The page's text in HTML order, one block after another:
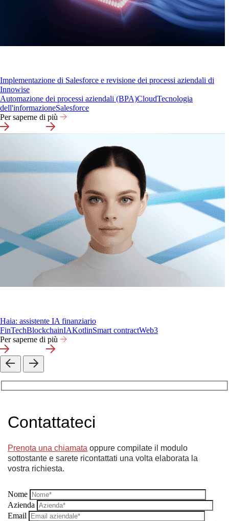
Implementazione di Salesforce e revisione dei processi aziendali di
Innowise
Automazione dei processi aziendali (BPA)CloudTecnologia
dell'informazioneSalesforce
Per saperne di più
Haia: assistente IA finanziario
FinTechBlockchainIAKotlinSmart contractWeb3
Per saperne di più
Contattateci
Prenota una chiamata oppure compilate il modulo
sottostante e sarete ricontattati una volta elaborata la
vostra richiesta.
Nome
Azienda
Email